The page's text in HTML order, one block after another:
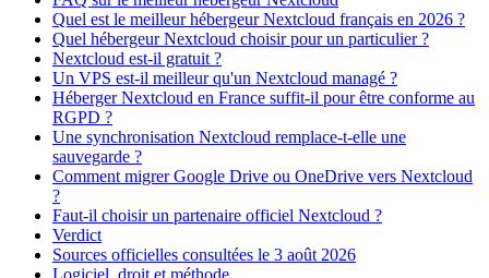
Quel est le meilleur hébergeur Nextcloud français en 2026 ?
Quel hébergeur Nextcloud choisir pour un particulier ?
Nextcloud est-il gratuit ?
Un VPS est-il meilleur qu'un Nextcloud managé ?
Héberger Nextcloud en France suffit-il pour être conforme au
RGPD ?
Une synchronisation Nextcloud remplace-t-elle une
sauvegarde ?
Comment migrer Google Drive ou OneDrive vers Nextcloud
?
Faut-il choisir un partenaire officiel Nextcloud ?
Verdict
Sources officielles consultées le 3 août 2026
Logiciel, droit et méthode